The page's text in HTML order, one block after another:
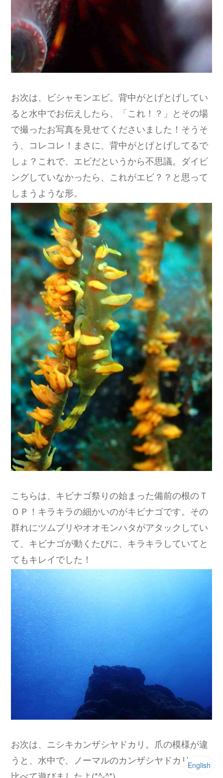
お次は、ビシャモンエビ。背中がとげとげしてい
ると水中でお伝えしたら、「これ！？」とその場
で撮ったお写真を見せてくださいました！そうそ
う、コレコレ！まさに、背中がとげとげしてるで
しょ？これで、エビだというから不思議。ダイビ
ングしていなかったら、これがエビ？？と思って
しまうような形。
こちらは、キビナゴ祭りの始まった備前の根のＴ
ＯＰ！キラキラの細かいのがキビナゴです。その
群れにツムブリやオオモンハタがアタックしてい
て、キビナゴが動くたびに、キラキラしていてと
てもキレイでした！
お次は、ニシキカンザシヤドカリ。爪の模様が違
うと、水中で、ノーマルのカンザシヤドカリと見
English